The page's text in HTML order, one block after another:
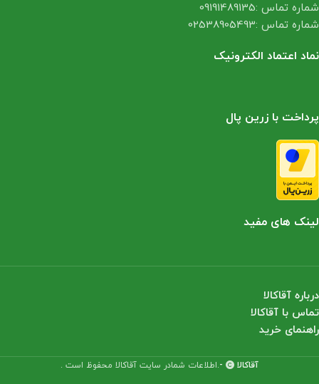
شماره تماس :09191489135
شماره تماس :02538905493
نماد اعتماد الکترونیک
پرداخت با زرین پال
لینک های مفید
درباره آقاکالا
تماس با آقاکالا
راهنمای خرید
آقاکالا -.اطلاعات شمادر سایت آقاکالا محفوظ است .